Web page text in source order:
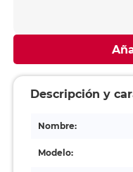
Descripción y
Nombre:
Modelo: